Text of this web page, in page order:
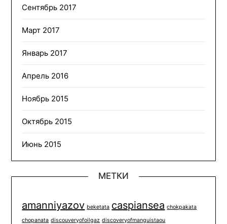
Сентябрь 2017
Март 2017
Январь 2017
Апрель 2016
Ноябрь 2015
Октябрь 2015
Июнь 2015
МЕТКИ
amanniyazov beketata caspiansea chokpakata
chopanata discouveryofoilgaz discoveryofmanguistaou